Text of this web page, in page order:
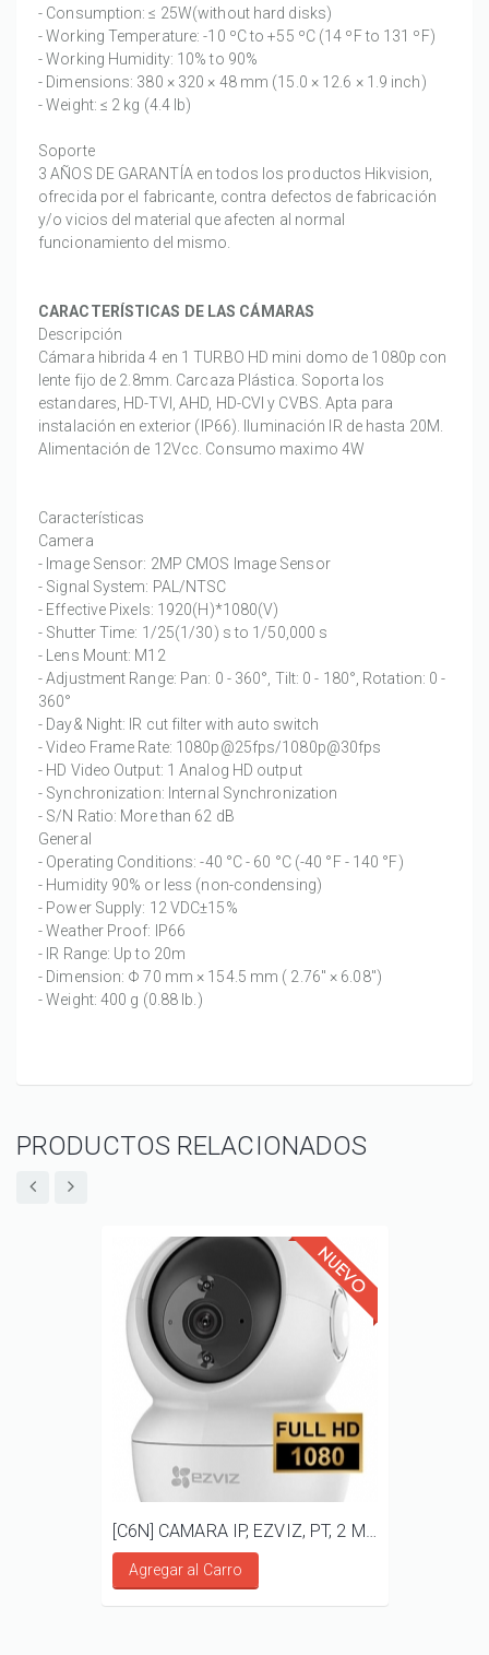
- Consumption: ≤ 25W(without hard disks)
- Working Temperature: -10 ºC to +55 ºC (14 ºF to 131 ºF)
- Working Humidity: 10% to 90%
- Dimensions: 380 × 320 × 48 mm (15.0 × 12.6 × 1.9 inch)
- Weight: ≤ 2 kg (4.4 lb)
Soporte
3 AÑOS DE GARANTÍA en todos los productos Hikvision,
ofrecida por el fabricante, contra defectos de fabricación
y/o vicios del material que afecten al normal
funcionamiento del mismo.
CARACTERÍSTICAS DE LAS CÁMARAS
Descripción
Cámara hibrida 4 en 1 TURBO HD mini domo de 1080p con
lente fijo de 2.8mm. Carcaza Plástica. Soporta los
estandares, HD-TVI, AHD, HD-CVI y CVBS. Apta para
instalación en exterior (IP66). Iluminación IR de hasta 20M.
Alimentación de 12Vcc. Consumo maximo 4W
Características
Camera
- Image Sensor: 2MP CMOS Image Sensor
- Signal System: PAL/NTSC
- Effective Pixels: 1920(H)*1080(V)
- Shutter Time: 1/25(1/30) s to 1/50,000 s
- Lens Mount: M12
- Adjustment Range: Pan: 0 - 360°, Tilt: 0 - 180°, Rotation: 0 -
360°
- Day& Night: IR cut filter with auto switch
- Video Frame Rate: 1080p@25fps/1080p@30fps
- HD Video Output: 1 Analog HD output
- Synchronization: Internal Synchronization
- S/N Ratio: More than 62 dB
General
- Operating Conditions: -40 °C - 60 °C (-40 °F - 140 °F)
- Humidity 90% or less (non-condensing)
- Power Supply: 12 VDC±15%
- Weather Proof: IP66
- IR Range: Up to 20m
- Dimension: Φ 70 mm × 154.5 mm ( 2.76" × 6.08")
- Weight: 400 g (0.88 lb.)
PRODUCTOS RELACIONADOS
Agregar al Carro